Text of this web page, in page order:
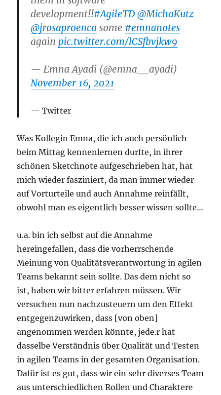
development!!#AgileTD @MichaKutz
@jrosaproenca some #emnanotes
again pic.twitter.com/lCSfbvjkw9
— Emna Ayadi (@emna__ayadi)
November 16, 2021
Twitter
Was Kollegin Emna, die ich auch persönlich
beim Mittag kennenlernen durfte, in ihrer
schönen Sketchnote aufgeschrieben hat, hat
mich wieder fasziniert, da man immer wieder
auf Vorturteile und auch Annahme reinfällt,
obwohl man es eigentlich besser wissen sollte…
u.a. bin ich selbst auf die Annahme
hereingefallen, dass die vorherrschende
Meinung von Qualitätsverantwortung in agilen
Teams bekannt sein sollte. Das dem nicht so
ist, haben wir bitter erfahren müssen. Wir
versuchen nun nachzusteuern um den Effekt
entgegenzuwirken, dass [von oben]
angenommen werden könnte, jede.r hat
dasselbe Verständnis über Qualität und Testen
in agilen Teams in der gesamten Organisation.
Dafür ist es gut, dass wir ein sehr diverses Team
aus unterschiedlichen Rollen und Charaktere